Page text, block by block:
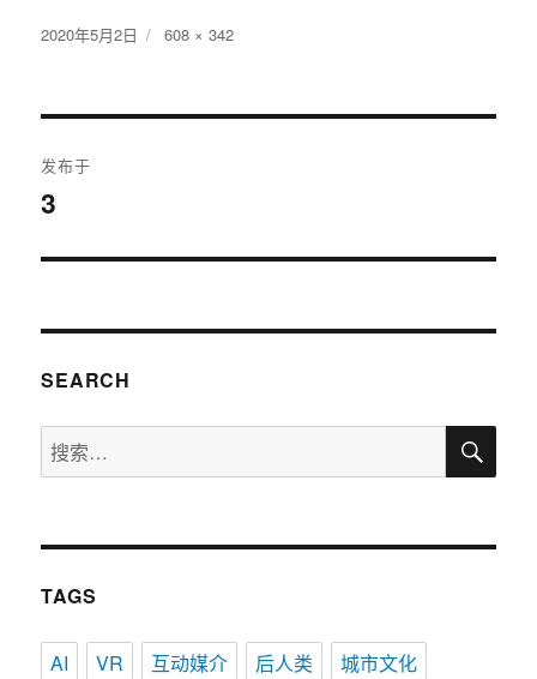
发
2020年5月2日
原
寸
608 × 342
章
发布于
3
SEARCH
搜
索：
搜
TAGS
AI VR 互动媒介 后人类
城市文化